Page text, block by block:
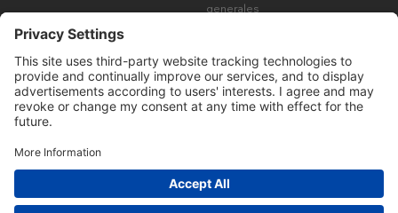
generales
Derechos de autor © Many Brands AB 2023. Todos los derechos